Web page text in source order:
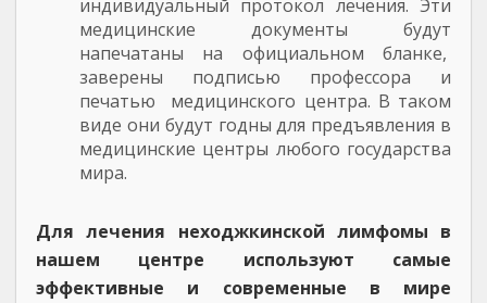
индивидуальный протокол лечения. Эти
медицинские документы будут
напечатаны на официальном бланке,
заверены подписью профессора и
печатью медицинского центра. В таком
виде они будут годны для предъявления в
медицинские центры любого государства
мира.
Для лечения неходжкинской лимфомы в
нашем центре используют самые
эффективные и современные в мире